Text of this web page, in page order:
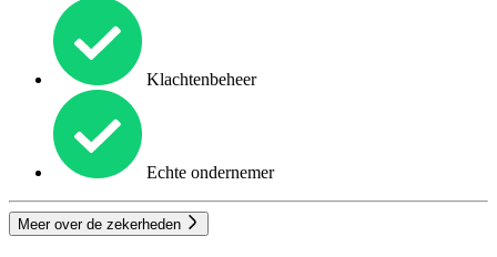
Klachtenbeheer
Echte ondernemer
Meer over de zekerheden